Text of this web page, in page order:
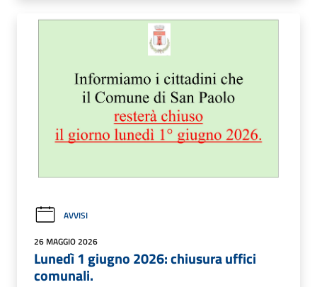
AVVISI
26 MAGGIO 2026
Lunedì 1 giugno 2026: chiusura uffici
comunali.